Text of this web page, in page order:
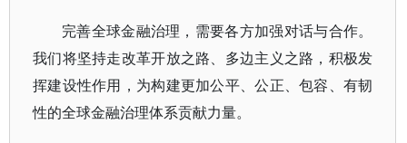
完善全球金融治理，需要各方加强对话与合作。
我们将坚持走改革开放之路、多边主义之路，积极发
挥建设性作用，为构建更加公平、公正、包容、有韧
性的全球金融治理体系贡献力量。